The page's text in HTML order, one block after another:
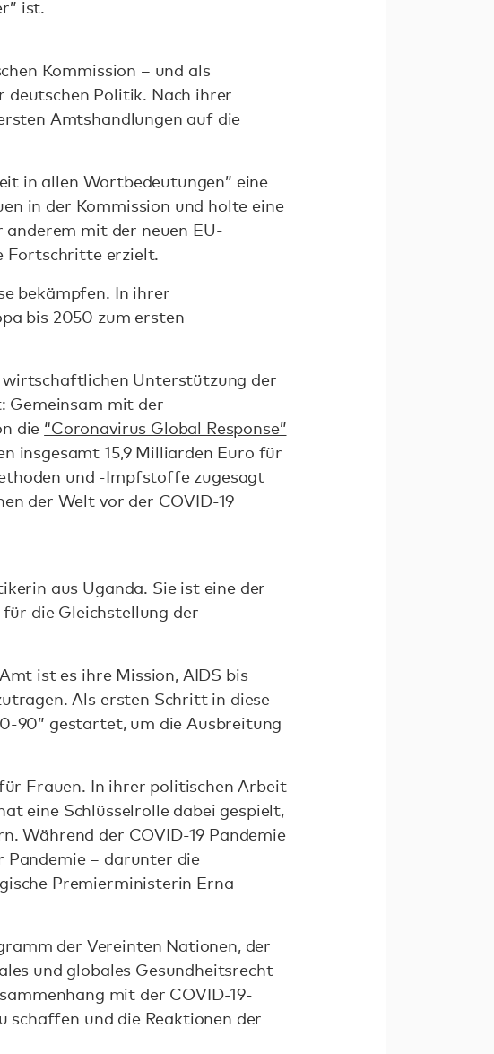
ist.
Kommission – und als
deutschen Politik. Nach ihrer
Amtshandlungen auf die
in allen Wortbedeutungen” eine
in der Kommission und holte eine
mit der neuen EU-
Fortschritte erzielt.
bekämpfen. In ihrer
bis 2050 zum ersten
wirtschaftlichen Unterstützung der
Gemeinsam mit der
die “Coronavirus Global Response”
insgesamt 15,9 Milliarden Euro für
und -Impfstoffe zugesagt
der Welt vor der COVID-19
aus Uganda. Sie ist eine der
die Gleichstellung der
ist es ihre Mission, AIDS bis
Als ersten Schritt in diese
90” gestartet, um die Ausbreitung
Frauen. In ihrer politischen Arbeit
eine Schlüsselrolle dabei gespielt,
Während der COVID-19 Pandemie
– darunter die
Premierministerin Erna
der Vereinten Nationen, der
und globales Gesundheitsrecht
mit der COVID-19-
schaffen und die Reaktionen der